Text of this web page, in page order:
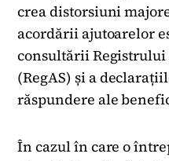
crea distorsiuni
acordării ajutoarelor
consultării Registrului
(RegAS) și a
răspundere ale
În cazul în care o